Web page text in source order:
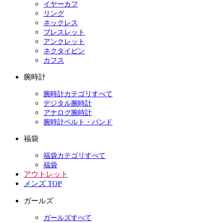
イヤーカフ
リング
ネックレス
ブレスレット
アンクレット
ネクタイピン
カフス
腕時計
腕時計カテゴリすべて
デジタル腕時計
アナログ腕時計
腕時計ベルト・バンド
福袋
福袋カテゴリすべて
福袋
アウトレット
メンズ TOP
ガールズ
ガールズすべて